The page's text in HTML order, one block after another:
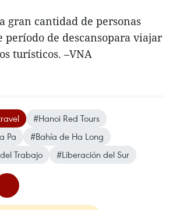
gran cantidad de personas
período de descansopara viajar
turísticos. –VNA
#Hanoi Red Tours
Pa
#Bahía de Ha Long
Trabajo
#Liberación del Sur